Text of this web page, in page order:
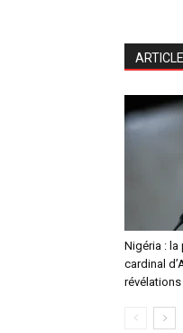
Nigéria : la
cardinal
révélations